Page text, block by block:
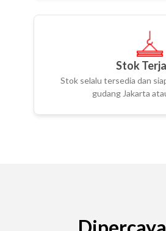
Stok
Stok selalu tersedia dan
gudang Jakarta